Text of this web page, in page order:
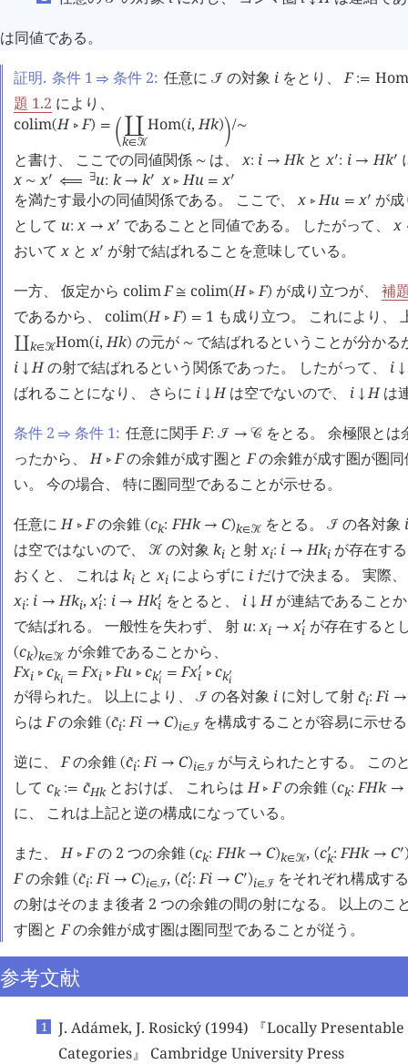
は同値である。
証明. 条件 1 ⇒ 条件 2: 任意に 󰒠 の対象 i をとり、F := Hom
題 1.2 により、
colim(H 󰖡 F) = 󰀽
k∈󰒢
Hom(i, Hk) 󰁉/∼
と書け、 ここでの同値関係 ∼ は、x: i → Hkとx󰎘: i → Hk󰎘
x ∼ x󰎘 ⟸ ∃u: k → k󰎘 x 󰖡 Hu = x󰎘
を満たす最小の同値関係である。 ここで、x 󰖡 Hu = x󰎘 が
として u: x → x󰎘 であることと同値である。 したがって、x
おいてx とx󰎘 が射で結ばれることを意味している。
一方、 仮定から colimF ≅ colim(H 󰖡 F) が成り立つが、 補
であるから、 colim(H 󰖡 F) = 1 も成り立つ。 これにより、
k∈󰒢Hom( i, Hk) の元が ∼ で結ばれるということが分か
i ↓ Hの射で結ばれるという関係であった。 したがって、 i ↓
ばれることになり、 さらに i ↓ Hは空でないので、 i ↓ Hは
条件 2 ⇒ 条件 1: 任意に関手F: 󰒠 → 󰒚 をとる。 余極限と
ったから、H 󰖡 Fの余錐が成す圏とFの余錐が成す圏が圏
い。 今の場合、 特に圏同型であることが示せる。
任意にH 󰖡 Fの余錐(ck: FHk → C)k∈󰒢 をとる。󰒠 の各対象
は空ではないので、
󰒢 の対象 ki と射xi: i → Hki が存在す
おくと、 これは ki とxi によらずに i だけで決まる。 実際
xi: i → Hki,xi󰎘: i → Hki󰎘 をとると、 i ↓ Hが連結であること
で結ばれる。 一般性を失わず、 射 u: xi → xi󰎘 が存在すると
(ck)k∈󰒢 が余錐であることから、
Fxi 󰖡 cki = Fxi 󰖡 Fu 󰖡 cki
󰎘 = Fxi󰎘 󰖡 cki
󰎘
が得られた。 以上により、 󰒠 の各対象 i に対して射 󰔃
ci: Fi →
らはFの余錐 ( 󰔃
ci: Fi → C)i∈󰒠 を構成することが容易に示せ
逆に、Fの余錐 ( 󰔃
ci: Fi → C)i∈󰒠 が与えられたとする。 この
して ck := 󰔃
cHkとおけば、 これらはH 󰖡 Fの余錐 (ck: FHk →
に、 これは上記と逆の構成になっている。
また、H 󰖡 Fの 2 つの余錐(ck: FHk → C)k∈󰒢, (ck
󰎘 : FHk → C󰎘
Fの余錐 ( 󰔃
ci: Fi → C)i∈󰒠, ( 󰔃
ci󰎘: Fi → C󰎘)i∈󰒠 をそれぞれ構成す
の射はそのまま後者 2 つの余錐の間の射になる。 以上のこ
す圏とFの余錐が成す圏は圏同型であることが従う。
参考文献
J. Adámek, J. Rosický (1994) 『Locally
Categories』 Cambridge University Press